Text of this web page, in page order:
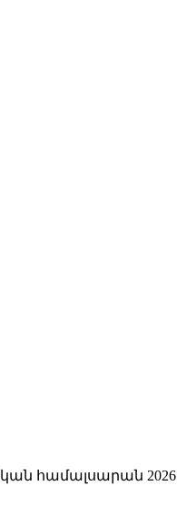
համալսարան 2026